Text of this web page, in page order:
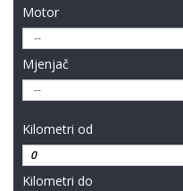
Motor
Mjenjač
Kilometri od
Kilometri do